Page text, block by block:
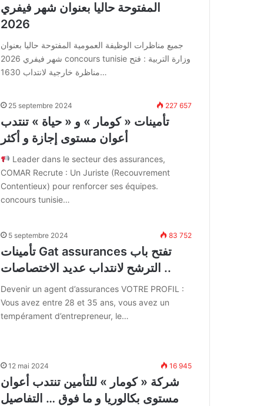
المفتوحة حاليا بعنوان شهر فيفري
2026
جميع مناظرات الوظيفة العمومية المفتوحة حاليا بعنوان
شهر فيفري 2026 concours tunisie وزارة التربية : فتح
مناظرة خارجية لانتداب 1630…
25 septembre 2024 227 657
تأمينات « كومار » و « حياة » تنتدب
أعوان مستوى إجازة و أكثر
Leader dans le secteur des assurances,
COMAR Recrute : Un Juriste (Recouvrement
Contentieux) pour renforcer ses équipes.
concours tunisie…
5 septembre 2024 83 752
تأمينات Gat assurances تفتح باب
الترشح لانتداب عديد الاختصاصات ..
Devenir un agent d’assurances VOTRE PROFIL :
Vous avez entre 28 et 35 ans, vous avez un
tempérament d’entrepreneur, le…
12 mai 2024 16 945
شركة « كومار » للتأمين تنتدب أعوان
مستوى بكالوريا و ما فوق … التفاصيل